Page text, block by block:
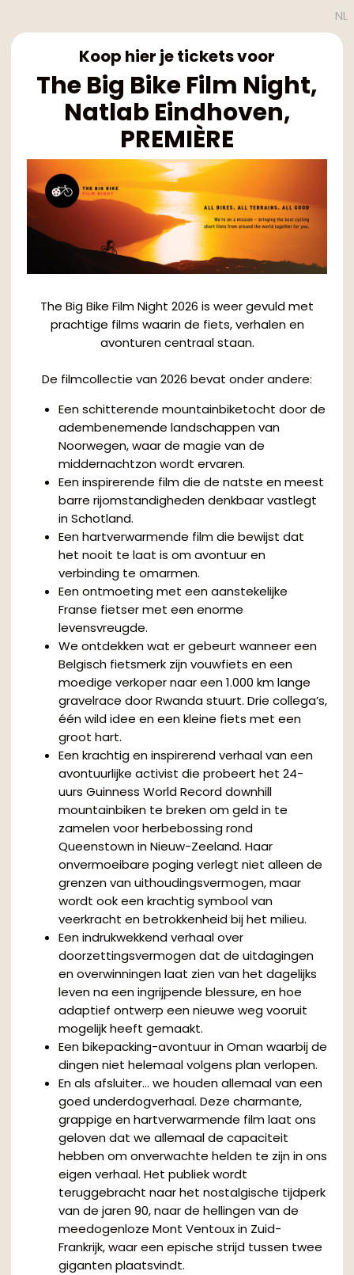
NL
Koop hier je tickets voor
The Big Bike Film Night,
Natlab Eindhoven,
PREMIÈRE
The Big Bike Film Night 2026 is weer gevuld met
prachtige films waarin de fiets, verhalen en
avonturen centraal staan.
De filmcollectie van 2026 bevat onder andere:
Een schitterende mountainbiketocht door de
adembenemende landschappen van
Noorwegen, waar de magie van de
middernachtzon wordt ervaren.
Een inspirerende film die de natste en meest
barre rijomstandigheden denkbaar vastlegt
in Schotland.
Een hartverwarmende film die bewijst dat
het nooit te laat is om avontuur en
verbinding te omarmen.
Een ontmoeting met een aanstekelijke
Franse fietser met een enorme
levensvreugde.
We ontdekken wat er gebeurt wanneer een
Belgisch fietsmerk zijn vouwfiets en een
moedige verkoper naar een 1.000 km lange
gravelrace door Rwanda stuurt. Drie collega’s,
één wild idee en een kleine fiets met een
groot hart.
Een krachtig en inspirerend verhaal van een
avontuurlijke activist die probeert het 24-
uurs Guinness World Record downhill
mountainbiken te breken om geld in te
zamelen voor herbebossing rond
Queenstown in Nieuw-Zeeland. Haar
onvermoeibare poging verlegt niet alleen de
grenzen van uithoudingsvermogen, maar
wordt ook een krachtig symbool van
veerkracht en betrokkenheid bij het milieu.
Een indrukwekkend verhaal over
doorzettingsvermogen dat de uitdagingen
en overwinningen laat zien van het dagelijks
leven na een ingrijpende blessure, en hoe
adaptief ontwerp een nieuwe weg vooruit
mogelijk heeft gemaakt.
Een bikepacking-avontuur in Oman waarbij de
dingen niet helemaal volgens plan verlopen.
En als afsluiter… we houden allemaal van een
goed underdogverhaal. Deze charmante,
grappige en hartverwarmende film laat ons
geloven dat we allemaal de capaciteit
hebben om onverwachte helden te zijn in ons
eigen verhaal. Het publiek wordt
teruggebracht naar het nostalgische tijdperk
van de jaren 90, naar de hellingen van de
meedogenloze Mont Ventoux in Zuid-
Frankrijk, waar een epische strijd tussen twee
giganten plaatsvindt.